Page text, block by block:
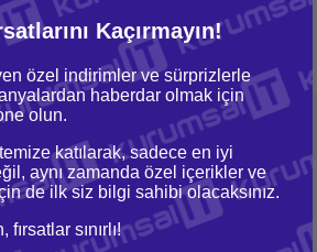
Özel indirim fırsatı
Kaçırmayın!
özel indirimler ve sürprizlerle
haberdar olmak için
olun.
katılarak, sadece en iyi
aynı zamanda özel içerikler ve
de ilk siz bilgi sahibi olacaksınız.
fırsatlar sınırlı!